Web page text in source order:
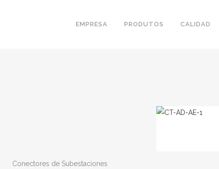
EMPRESA PRODUTOS CALIDAD
Conectores de Subestaciones